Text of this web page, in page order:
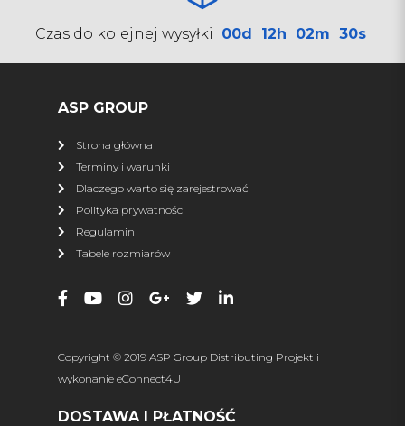
Pługi Kufry
więcej
XRW RACING
Dystanse Zrywki
Osłona napędu Dachy
Czas do kolejnej wysyłki 00d 12h 02m 29s
ASP GROUP
Strona główna
Terminy i warunki
Dlaczego warto się zarejestrować
Polityka prywatności
Regulamin
Tabele rozmiarów
Copyright © 2019 ASP Group Distributing Projekt i
wykonanie eConnect4U
DOSTAWA I PŁATNOŚĆ